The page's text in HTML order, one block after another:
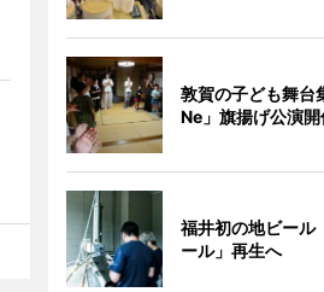
敦賀の子ども舞台
Ne」旗揚げ公演開
福井初の地ビール
ール」再生へ